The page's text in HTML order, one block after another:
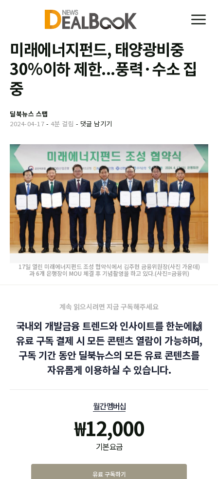
미래에너지펀드, 태양광비중
30%이하 제한...풍력·수소 집
중
딜북뉴스 스탭
2024-04-17 - 4분 걸림 - 댓글 남기기
17일 열린 미래에너지펀드 조성 협약식에서 김주현 금융위원장(사진 가운데)
과 6개 은행장이 MOU 체결 후 기념촬영을 하고 있다.(사진=금융위)
계속 읽으시려면 지금 구독해주세요
국내외 개발금융 트렌드와 인사이트를 한눈에🙌
유료 구독 결제 시 모든 콘텐츠 열람이 가능하며,
구독 기간 동안 딜북뉴스의 모든 유료 콘텐츠를
자유롭게 이용하실 수 있습니다.
월간 멤버십
₩12,000
기본 요금
유료 구독하기